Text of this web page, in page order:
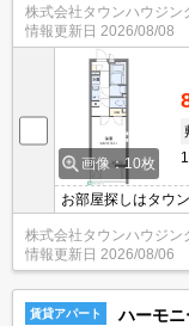
株式会社タウンハウジン
情報更新日 2026/08/08
画像：10枚
お部屋探しはタウ
株式会社タウンハウジン
情報更新日 2026/08/06
賃貸アパート ハーモ